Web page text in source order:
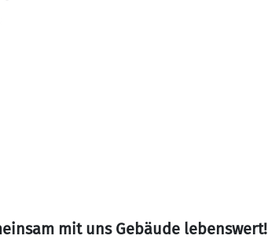
mit uns Gebäude lebenswert!